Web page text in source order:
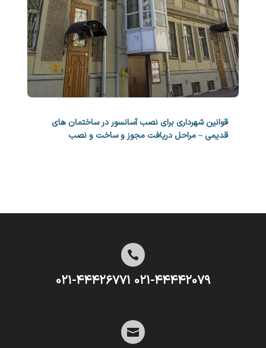
قوانین شهرداری برای نصب آسانسور در ساختمان های
قدیمی – مراحل دریافت مجوز و ساخت و نصب

۰۲۱-۴۴۴۴۲۰۷۹ ۰۲۱-۴۴۴۲۶۷۷۱
